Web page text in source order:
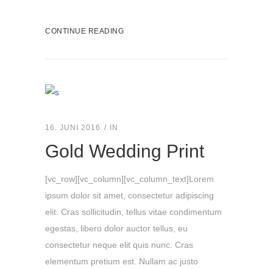
CONTINUE READING
16. JUNI 2016 IN
Gold Wedding Print
[vc_row][vc_column][vc_column_text]Lorem
ipsum dolor sit amet, consectetur adipiscing
elit. Cras sollicitudin, tellus vitae condimentum
egestas, libero dolor auctor tellus, eu
consectetur neque elit quis nunc. Cras
elementum pretium est. Nullam ac justo